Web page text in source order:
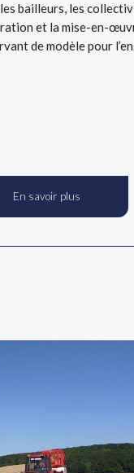
les bailleurs, les
et la mise-en-
de modèle pour
En savoir plus